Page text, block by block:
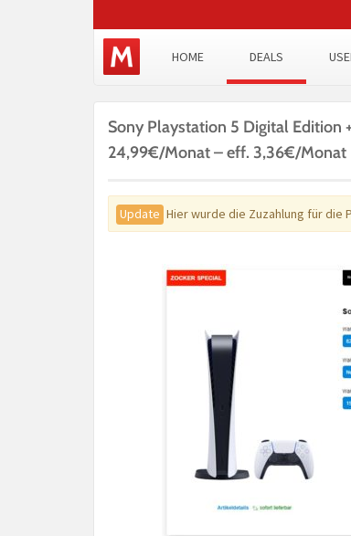
HOME DEALS
Sony Playstation 5 Digital Edition
24,99€/Monat – eff. 3,36€/Monat
Update Hier wurde die Zuzahlung für die